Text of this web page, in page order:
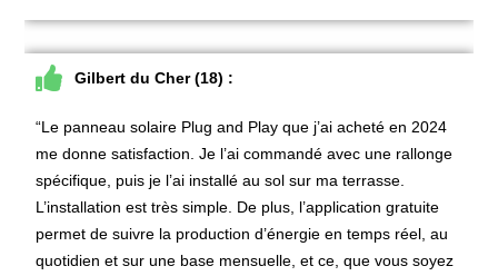
Gilbert du Cher (18) :
“Le panneau solaire Plug and Play que j’ai acheté en 2024
me donne satisfaction. Je l’ai commandé avec une rallonge
spécifique, puis je l’ai installé au sol sur ma terrasse.
L’installation est très simple. De plus, l’application gratuite
permet de suivre la production d’énergie en temps réel, au
quotidien et sur une base mensuelle, et ce, que vous soyez